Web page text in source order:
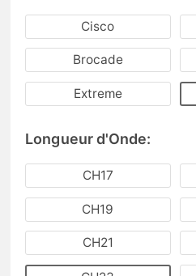
Cisco
Brocade
Extreme
Longueur d'Onde:
CH17
CH19
CH21